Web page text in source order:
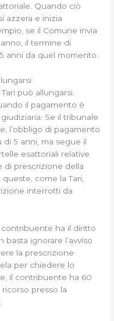
Quando ciò
azzera e inizia
se il Comune invia
il termine di
anni da quel momento.
può allungarsi.
il pagamento è
Se il tribunale
l’obbligo di pagamento
di 5 anni, ma segue il
esattoriali relative
di prescrizione della
come la Tari,
interrotti da
contribuente ha il diritto
basta ignorare l’avviso
la prescrizione
per chiedere lo
il contribuente ha 60
presso la